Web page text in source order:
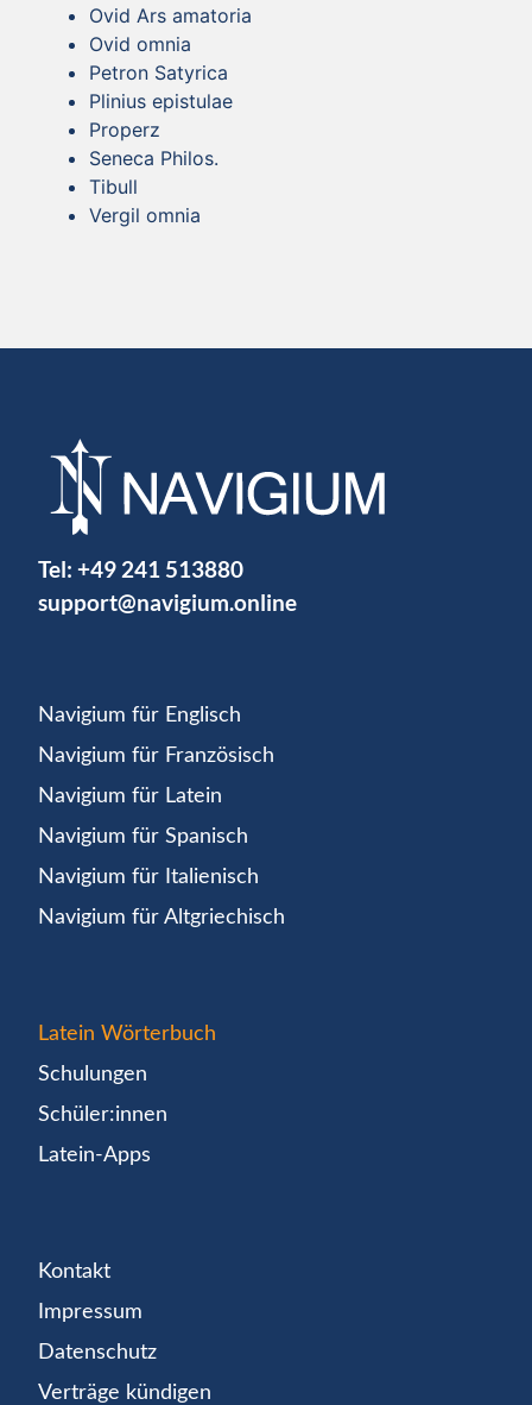
Ovid Ars amatoria
Ovid omnia
Petron Satyrica
Plinius epistulae
Properz
Seneca Philos.
Tibull
Vergil omnia
Tel: +49 241 513880
support@navigium.online
Navigium für Englisch
Navigium für Französisch
Navigium für Latein
Navigium für Spanisch
Navigium für Italienisch
Navigium für Altgriechisch
Latein Wörterbuch
Schulungen
Schüler:innen
Latein-Apps
Kontakt
Impressum
Datenschutz
Verträge kündigen